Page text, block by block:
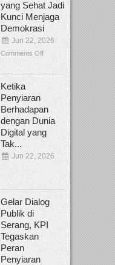
yang Sehat Jadi
Kunci Menjaga
Demokrasi
Jun 22, 2026
Comments Off
Ketika
Penyiaran
Berhadapan
dengan Dunia
Digital yang
Tak...
Jun 22, 2026
Gelar Dialog
Publik di
Serang, KPI
Tegaskan
Peran
Penyiaran